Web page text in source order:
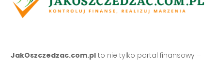
JakOszczedzac.com.pl to nie tylko portal finansowy –